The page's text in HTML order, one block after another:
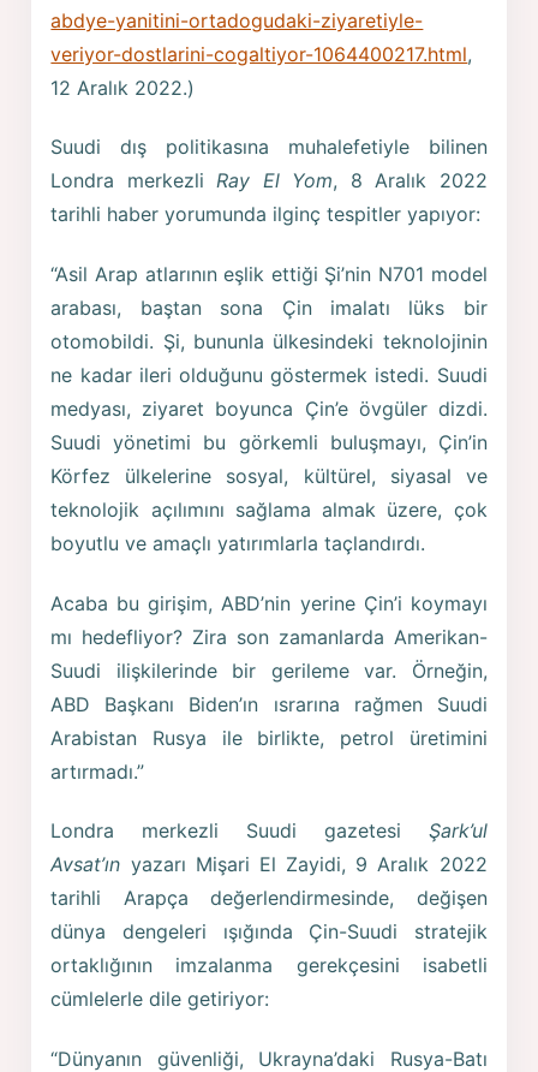
abdye-yanitini-ortadogudaki-ziyaretiyle-
veriyor-dostlarini-cogaltiyor-1064400217.html,
12 Aralık 2022.)
Suudi dış politikasına muhalefetiyle bilinen
Londra merkezliRay El Yom, 8 Aralık 2022
tarihli haber yorumunda ilginç tespitler yapıyor:
“Asil Arap atlarının eşlik ettiği Şi’nin N701 model
arabası, baştan sona Çin imalatı lüks bir
otomobildi. Şi, bununla ülkesindeki teknolojinin
ne kadar ileri olduğunu göstermek istedi. Suudi
medyası, ziyaret boyunca Çin’e övgüler dizdi.
Suudi yönetimi bu görkemli buluşmayı, Çin’in
Körfez ülkelerine sosyal, kültürel, siyasal ve
teknolojik açılımını sağlama almak üzere, çok
boyutlu ve amaçlı yatırımlarla taçlandırdı.
Acaba bu girişim, ABD’nin yerine Çin’i koymayı
mı hedefliyor? Zira son zamanlarda Amerikan-
Suudi ilişkilerinde bir gerileme var. Örneğin,
ABD Başkanı Biden’ın ısrarına rağmen Suudi
Arabistan Rusya ile birlikte, petrol üretimini
artırmadı.”
Londra merkezli Suudi gazetesi Şark’ul
Avsat’ın yazarı Mişari El Zayidi, 9 Aralık 2022
tarihli Arapça değerlendirmesinde, değişen
dünya dengeleri ışığında Çin-Suudi stratejik
ortaklığının imzalanma gerekçesini isabetli
cümlelerle dile getiriyor:
“Dünyanın güvenliği, Ukrayna’daki Rusya-Batı